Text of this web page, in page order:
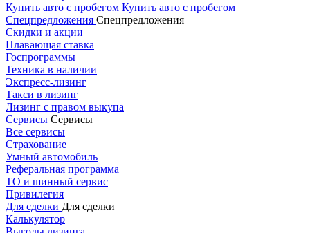
Купить авто с пробегом Купить авто с пробегом
Спецпредложения Спецпредложения
Скидки и акции
Плавающая ставка
Госпрограммы
Техника в наличии
Экспресс-лизинг
Такси в лизинг
Лизинг с правом выкупа
Сервисы Сервисы
Все сервисы
Страхование
Умный автомобиль
Реферальная программа
ТО и шинный сервис
Привилегия
Для сделки Для сделки
Калькулятор